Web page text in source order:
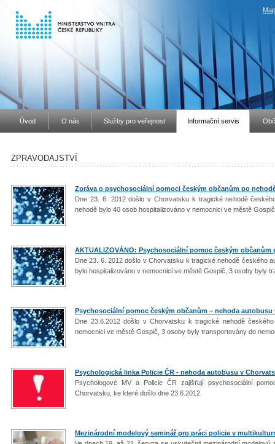
Úvod O nás Služby pro veřejnost Informační servis
ZPRAVODAJSTVÍ
Zpráva o psychosociální pomoci českým občanům po
Dne 23. 6. 2012 došlo v Chorvatsku k tragické nehodě
nehodě bylo 40 osob hospitalizováno v nemocnici ve městě
AKTUALIZOVÁNO: Psychosociální pomoc českým
Dne 23. 6. 2012 došlo v Chorvatsku k tragické nehodě českého
bylo hospitalizováno v nemocnici ve městě Gospič, 3 osoby byly
Psychosociální pomoc českým občanům – nehoda autobusu
Dne 23.6.2012 došlo v Chorvatsku k tragické nehodě
nemocnici ve městě Gospič, 3 osoby byly transportovány do
Psychologická linka Policie ČR - nehoda autobusu v
Psychologové MV a Policie ČR zajišťují psychosociální
Chorvatsku, ke které došlo dne 23.6.2012.
Mezinárodní modelový seminář pro práci policie v